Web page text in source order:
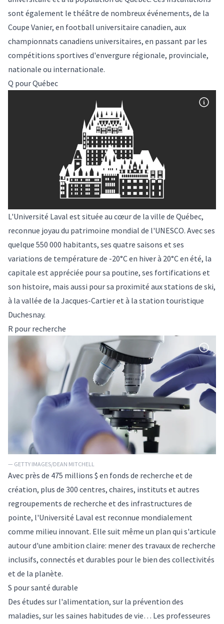
sont également le théâtre de nombreux événements, de la
Coupe Vanier, en football universitaire canadien, aux
championnats canadiens universitaires, en passant par les
compétitions sportives d'envergure régionale, provinciale,
nationale ou internationale.
Q pour Québec
L'Université Laval est située au cœur de la ville de Québec,
reconnue joyau du patrimoine mondial de l'UNESCO. Avec ses
quelque 550 000 habitants, ses quatre saisons et ses
variations de température de -20°C en hiver à 20°C en été, la
capitale est appréciée pour sa poutine, ses fortifications et
son histoire, mais aussi pour sa proximité aux stations de ski,
à la vallée de la Jacques-Cartier et à la station touristique
Duchesnay.
R pour recherche
— GETTY IMAGES/DEAN MITCHELL
Avec près de 475 millions $ en fonds de recherche et de
création, plus de 300 centres, chaires, instituts et autres
regroupements de recherche et des infrastructures de
pointe, l'Université Laval est reconnue mondialement
comme milieu innovant. Elle suit même un plan qui s'articule
autour d'une ambition claire: mener des travaux de recherche
inclusifs, connectés et durables pour le bien des collectivités
et de la planète.
S pour santé durable
Des études sur l'alimentation, sur la prévention des
maladies, sur les saines habitudes de vie… Les professeures